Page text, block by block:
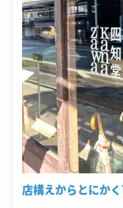
店構えからとにか